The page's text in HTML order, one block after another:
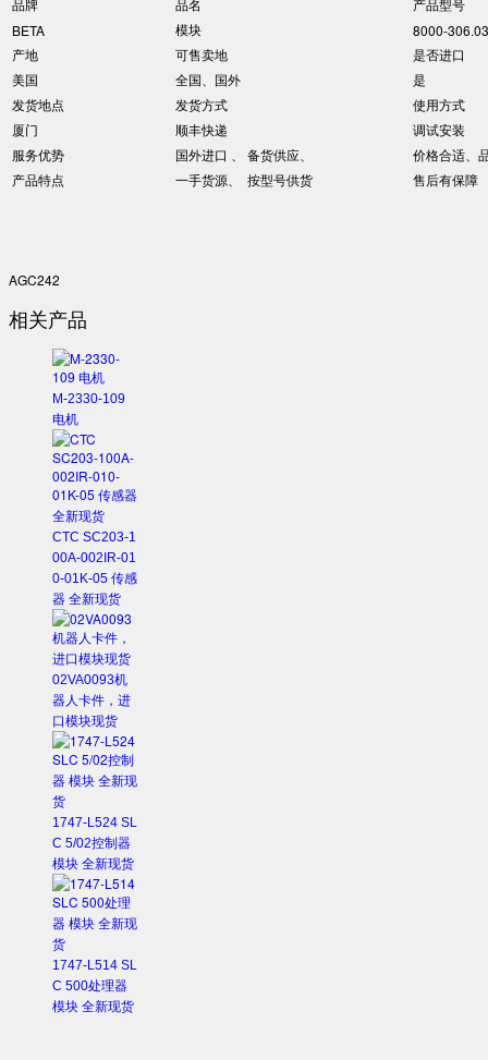
品牌 品名
产品型号
BETA
模块
8000-
产地
可售卖地
是否进口
美国
全国、国外
是
发货地点
发货方式
使用方式
厦门
顺丰快递
调试安装
服务优势
国外进口 、 备货供应、
价格合适、
产品特点
一手货源、 按型号供货 售后有保障
AGC242
相关产品
M-2330-109
电机
CTC SC203-1
00A-002IR-01
0-01K-05 传感
器 全新现货
02VA0093机
器人卡件，进
口模块现货
1747-L524 SL
C 5/02控制器
模块 全新现货
1747-L514 SL
C 500处理器
模块 全新现货